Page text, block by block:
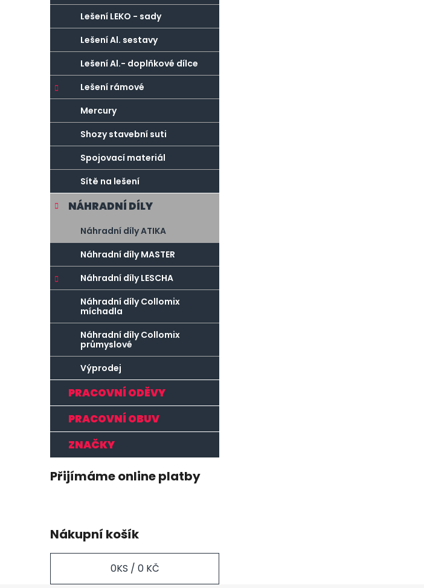
Lešení LEKO - sady
Lešení Al. sestavy
Lešení Al.- doplňkové dílce
Lešení rámové
Mercury
Shozy stavební suti
Spojovací materiál
Sítě na lešení
NÁHRADNÍ DÍLY
Náhradní díly ATIKA
Náhradní díly MASTER
Náhradní díly LESCHA
Náhradní díly Collomix
míchadla
Náhradní díly Collomix
průmyslové
Výprodej
PRACOVNÍ ODĚVY
PRACOVNÍ OBUV
ZNAČKY
Přijímáme online platby
Nákupní košík
0KS / 0 KČ